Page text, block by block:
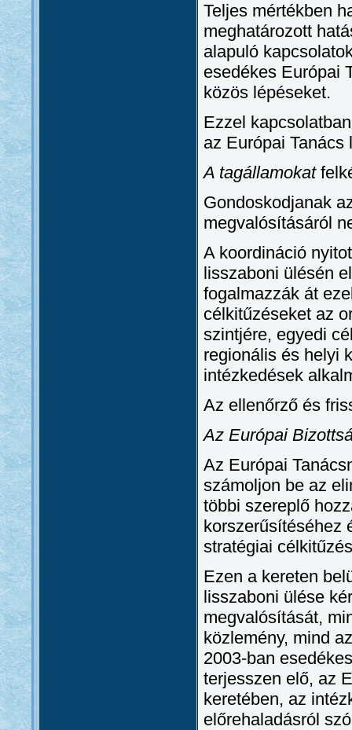
Teljes mértékben
meghatározott
alapuló
esedékes Európai
közös lépéseket.
Ezzel
az Európai
A tagállamokat
Gondoskodjanak
megvalósításáról
A koordináció
lisszaboni ülésén
fogalmazzák át
célkitűzéseket az
szintjére, egyedi
regionális és helyi
intézkedések
Az ellenőrző és
Az Európai
Az Európai
számoljon be az
többi szereplő
korszerűsítéséhez
stratégiai
Ezen a kereten
lisszaboni ülése
megvalósítását,
közlemény, mind
2003-ban
terjesszen elő, az
keretében, az
előrehaladásról